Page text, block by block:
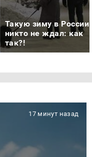
Такую зиму в России
никто не ждал: как
так?!
17 минут назад